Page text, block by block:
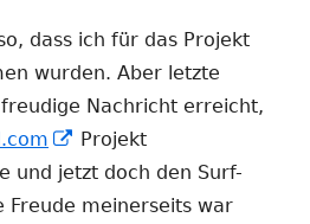
dass ich für das Projekt
wurden. Aber letzte
Nachricht erreicht,
In
neuem
Fenster
Projekt
und jetzt doch den Surf-
Freude meinerseits war